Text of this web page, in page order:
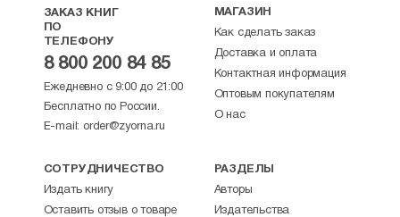
ЗАКАЗ КНИГ
ПО
ТЕЛЕФОНУ
8 800 200 84 85
Ежедневно с 9:00 до 21:00
Бесплатно по России.
E-mail: order@zyorna.ru
МАГАЗИН
Как сделать заказ
Доставка и оплата
Контактная информация
Оптовым покупателям
О нас
СОТРУДНИЧЕСТВО
Издать книгу
Оставить отзыв о товаре
РАЗДЕЛЫ
Авторы
Издательства